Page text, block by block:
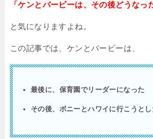
「ケンとバービーは、その後どうなっ
と気になりますよね。
この記事では、ケンとバービーは、
最後に、保育園でリーダーになった
その後、ボニーとハワイに行こうと